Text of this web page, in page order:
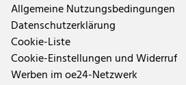
Allgemeine Nutzungsbedingungen
Datenschutzerklärung
Cookie-Liste
Cookie-Einstellungen und Widerruf
Werben im oe24-Netzwerk